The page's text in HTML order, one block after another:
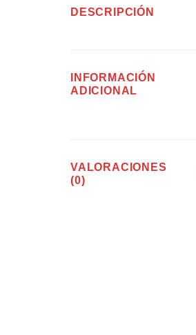
DESCRIPCIÓN
INFORMACIÓN
ADICIONAL
VALORACIONES
(0)